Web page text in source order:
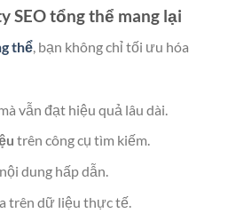
SEO tổng thể mang lại
thể, bạn không chỉ tối ưu hóa
vẫn đạt hiệu quả lâu dài.
trên công cụ tìm kiếm.
dung hấp dẫn.
trên dữ liệu thực tế.